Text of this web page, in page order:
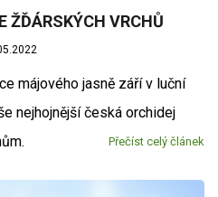
ŽĎÁRSKÝCH VRCHŮ
májového jasně září v luční
nejhojnější česká orchidej
Přečíst celý článek